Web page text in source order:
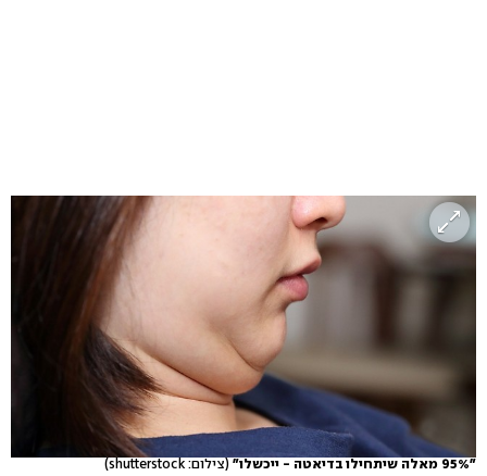
"95% מאלה שיתחילו בדיאטה - ייכשלו" (צילום: shutterstock)